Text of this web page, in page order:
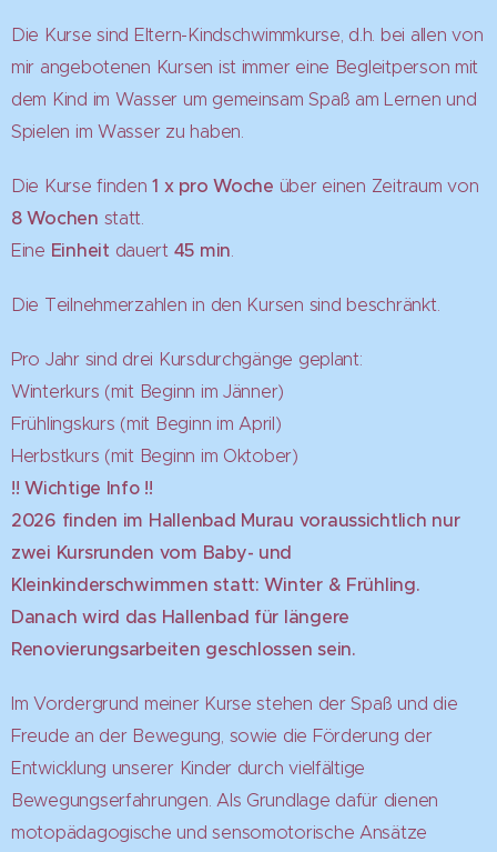
Die Kurse sind Eltern-Kindschwimmkurse, d.h. bei allen von
mir angebotenen Kursen ist immer eine Begleitperson mit
dem Kind im Wasser um gemeinsam Spaß am Lernen und
Spielen im Wasser zu haben.
Die Kurse finden1 x pro Woche über einen Zeitraum von
8 Wochen statt.
Eine Einheit dauert 45 min.
Die Teilnehmerzahlen in den Kursen sind beschränkt.
Pro Jahr sind drei Kursdurchgänge geplant:
Winterkurs (mit Beginn im Jänner)
Frühlingskurs (mit Beginn im April)
Herbstkurs (mit Beginn im Oktober)
!! Wichtige Info !!
2026 finden im Hallenbad Murau voraussichtlich nur
zwei Kursrunden vom Baby- und
Kleinkinderschwimmen statt: Winter & Frühling.
Danach wird das Hallenbad für längere
Renovierungsarbeiten geschlossen sein.
Im Vordergrund meiner Kurse stehen der Spaß und die
Freude an der Bewegung, sowie die Förderung der
Entwicklung unserer Kinder durch vielfältige
Bewegungserfahrungen. Als Grundlage dafür dienen
motopädagogische und sensomotorische Ansätze